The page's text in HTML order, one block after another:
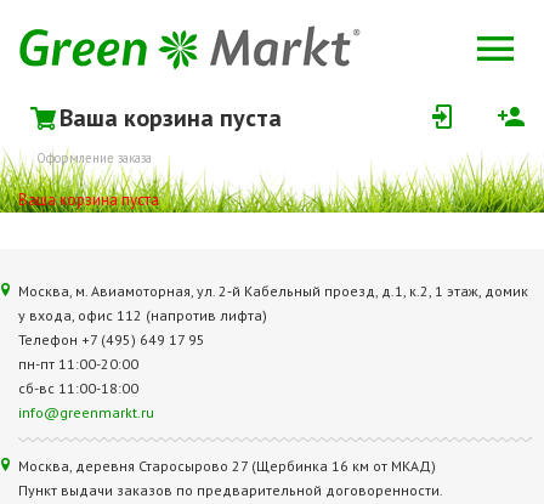
Ваша корзина пуста
Оформление заказа
Ваша корзина пуста
Москва, м. Авиамоторная, ул. 2‑й Кабельный проезд, д.1, к.2, 1 этаж, домик
у входа, офис 112 (напротив лифта)
Телефон +7 (495) 649 17 95
пн-пт 11:00-20:00
сб-вс 11:00-18:00
info@greenmarkt.ru
Москва, деревня Старосырово 27 (Щербинка 16 км от МКАД)
Пункт выдачи заказов по предварительной договоренности.